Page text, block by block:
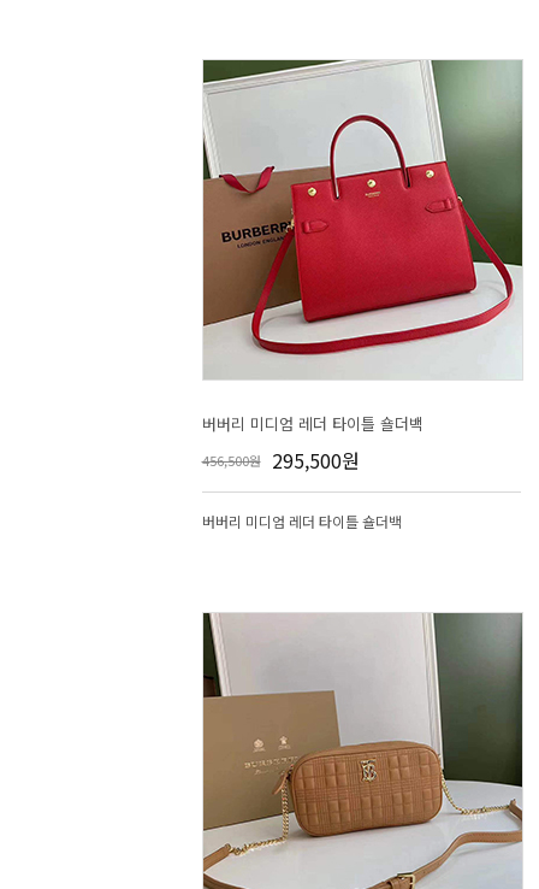
버버리 미디엄 레더 타이틀 숄더백
456,500원 295,500원
버버리 미디엄 레더 타이틀 숄더백